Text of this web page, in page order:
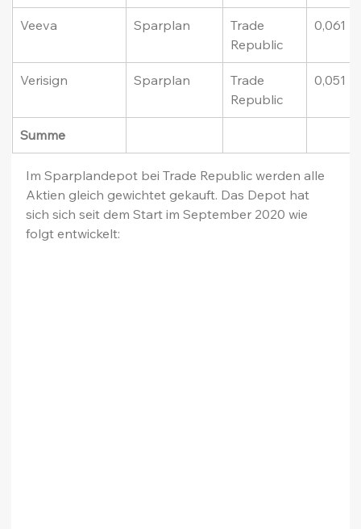
Veeva Sparplan
Trade
Republic
0,061
Verisign Sparplan
Trade
Republic
0,051
Summe
Im Sparplandepot bei Trade Republic werden alle
Aktien gleich gewichtet gekauft. Das Depot hat
sich sich seit dem Start im September 2020 wie
folgt entwickelt: